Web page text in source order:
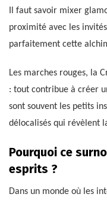
Il faut savoir mixer
proximité avec les
parfaitement cette
Les marches rouges, la
: tout contribue à créer
sont souvent les petits
délocalisés qui révèlent
Pourquoi ce
esprits ?
Dans un monde où les